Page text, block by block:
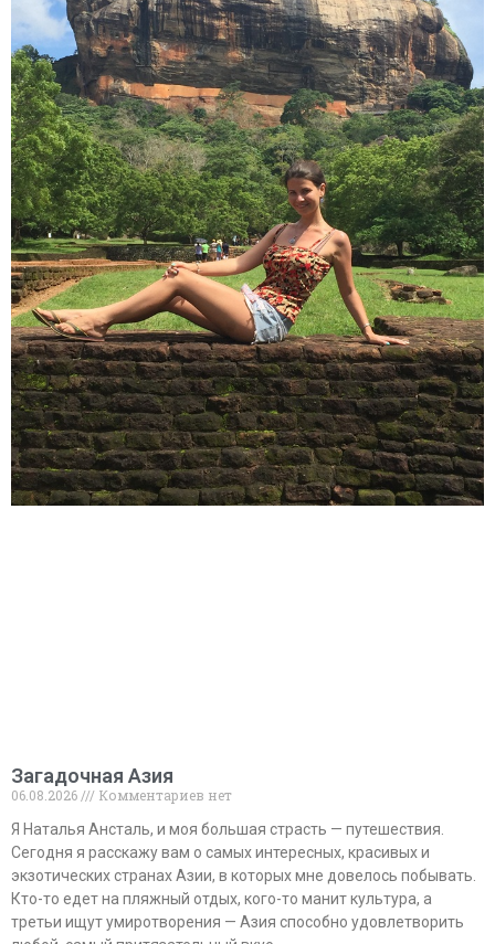
Загадочная Азия
06.08.2026
Комментариев нет
Я Наталья Ансталь, и моя большая страсть — путешествия.
Сегодня я расскажу вам о самых интересных, красивых и
экзотических странах Азии, в которых мне довелось побывать.
Кто-то едет на пляжный отдых, кого-то манит культура, а
третьи ищут умиротворения — Азия способно удовлетворить